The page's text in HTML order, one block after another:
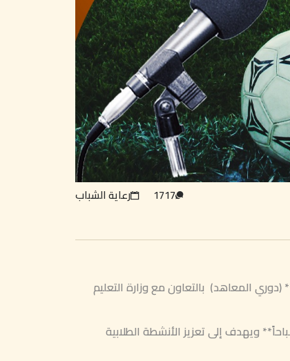
رعاية الشباب 1717
المعاهد) بالتعاون مع وزارة التعليم
سيبدأ من **يوم الثلاثاء المقبل الموافق 7 نوفمبر، الساعة 10 صباحاً** ويهدف إلى تعزيز الأنشطة الطلابية